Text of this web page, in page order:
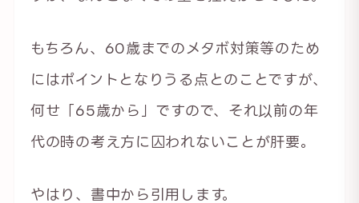
もちろん、60歳までのメタボ対策等のため
にはポイントとなりうる点とのことですが、
何せ「65歳から」ですので、それ以前の年
代の時の考え方に囚われないことが肝要。
やはり、書中から引用します。